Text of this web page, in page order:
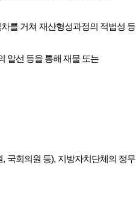
를 거쳐 재산형성과정의 적법성 등
알선 등을 통해 재물 또는
국회의원 등), 지방자치단체의 정무